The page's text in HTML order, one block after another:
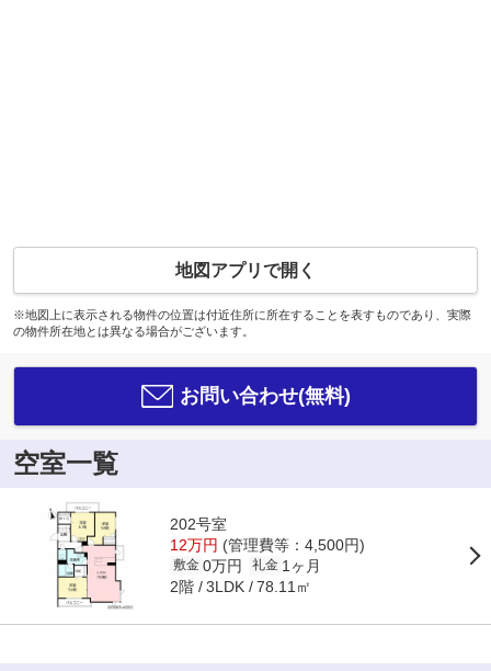
地図アプリで開く
※地図上に表示される物件の位置は付近住所に所在することを表すものであり、実際
の物件所在地とは異なる場合がございます。
お問い合わせ(無料)
空室一覧
202号室
12万円 (管理費等：4,500円)
敷金 0万円 礼金 1ヶ月
2階 3LDK 78.11㎡